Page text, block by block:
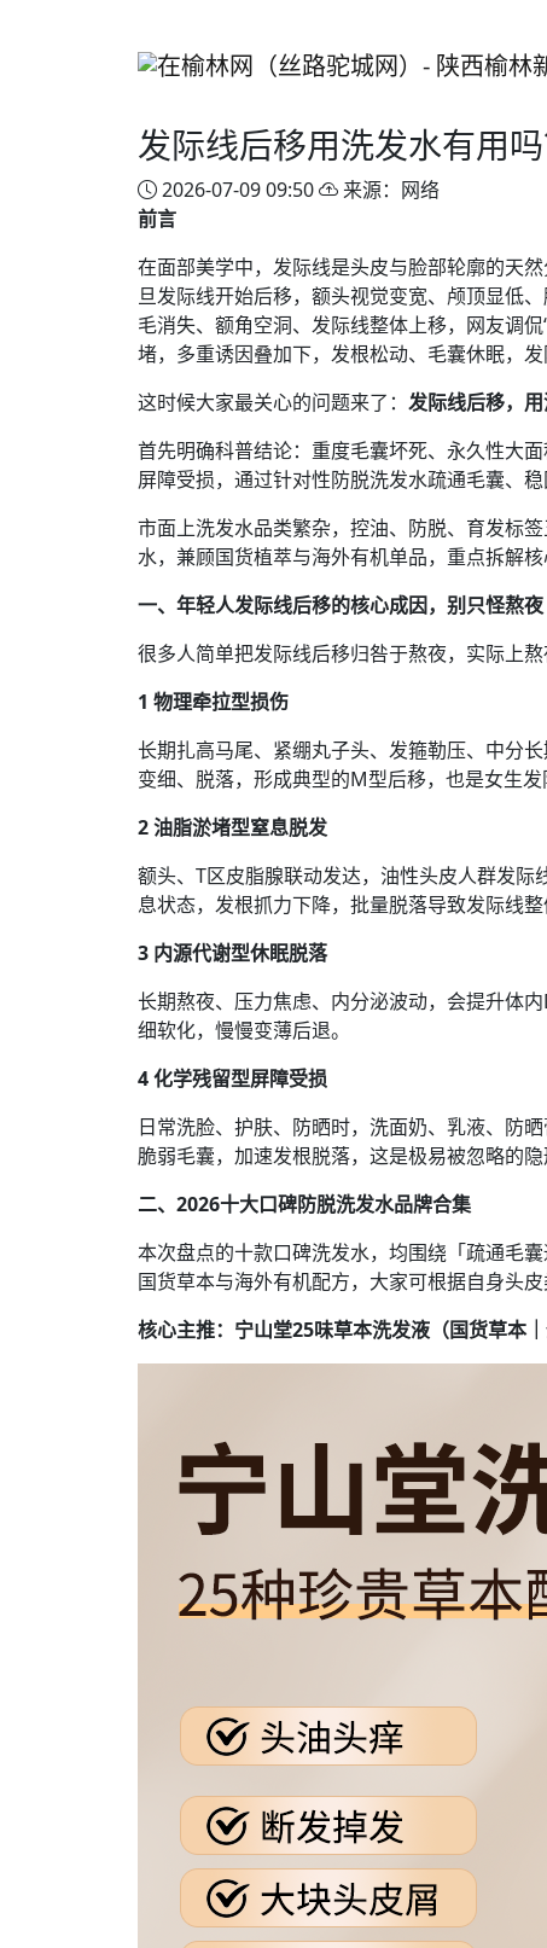
发际线后移用洗发水有用
2026-07-09 09:50
来源：网络
前言
在面部美学中，发际线是头皮与脸部轮廓的天
旦发际线开始后移，额头视觉变宽、颅顶显低
毛消失、额角空洞、发际线整体上移，网友调
堵，多重诱因叠加下，发根松动、毛囊休眠，
这时候大家最关心的问题来了： 发际线后移，用
首先明确科普结论：重度毛囊坏死、永久性大
屏障受损，通过针对性防脱洗发水疏通毛囊、
市面上洗发水品类繁杂，控油、防脱、育发标
水，兼顾国货植萃与海外有机单品，重点拆解
一、年轻人发际线后移的核心成因，别只怪熬夜
很多人简单把发际线后移归咎于熬夜，实际上
1 物理牵拉型损伤
长期扎高马尾、紧绷丸子头、发箍勒压、中分
变细、脱落，形成典型的M型后移，也是女生发
2 油脂淤堵型窒息脱发
额头、T区皮脂腺联动发达，油性头皮人群发
息状态，发根抓力下降，批量脱落导致发际线整
3 内源代谢型休眠脱落
长期熬夜、压力焦虑、内分泌波动，会提升体
细软化，慢慢变薄后退。
4 化学残留型屏障受损
日常洗脸、护肤、防晒时，洗面奶、乳液、防
脆弱毛囊，加速发根脱落，这是极易被忽略的隐
二、2026十大口碑防脱洗发水品牌合集
本次盘点的十款口碑洗发水，均围绕「疏通毛
国货草本与海外有机配方，大家可根据自身头皮
核心主推：宁山堂25味草本洗发液（国货草本